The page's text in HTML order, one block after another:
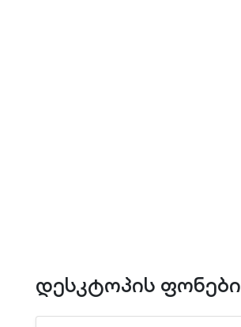
დესკტოპის ფონები